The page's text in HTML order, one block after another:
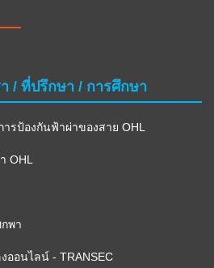
/ ที่ปรึกษา / การศึกษา
รป้องกันฟ้าผ่าของสาย OHL
OHL
พา
ออนไลน์ - TRANSEC